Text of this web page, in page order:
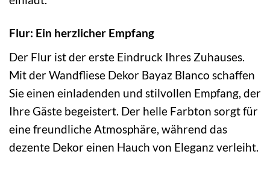
Flur: Ein herzlicher Empfang
Der Flur ist der erste Eindruck Ihres Zuhauses.
Mit der Wandfliese Dekor Bayaz Blanco schaffen
Sie einen einladenden und stilvollen Empfang, der
Ihre Gäste begeistert. Der helle Farbton sorgt für
eine freundliche Atmosphäre, während das
dezente Dekor einen Hauch von Eleganz verleiht.